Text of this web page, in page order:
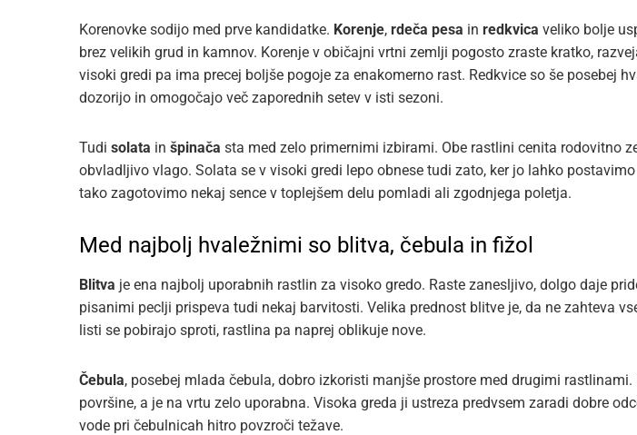
Korenovke sodijo med prve kandidatke. Korenje, rdeča pesa in redkvica veliko bolje
brez velikih grud in kamnov. Korenje v običajni vrtni zemlji pogosto zraste kratko,
visoki gredi pa ima precej boljše pogoje za enakomerno rast. Redkvice so še posebej
dozorijo in omogočajo več zaporednih setev v isti sezoni.
Tudi solata in špinača sta med zelo primernimi izbirami. Obe rastlini cenita rodovitno
obvladljivo vlago. Solata se v visoki gredi lepo obnese tudi zato, ker jo lahko
tako zagotovimo nekaj sence v toplejšem delu pomladi ali zgodnjega poletja.
Med najbolj hvaležnimi so blitva, čebula in fižol
Blitva je ena najbolj uporabnih rastlin za visoko gredo. Raste zanesljivo, dolgo daje
pisanimi peclji prispeva tudi nekaj barvitosti. Velika prednost blitve je, da ne zahteva
listi se pobirajo sproti, rastlina pa naprej oblikuje nove.
Čebula, posebej mlada čebula, dobro izkoristi manjše prostore med drugimi rastlinami.
površine, a je na vrtu zelo uporabna. Visoka greda ji ustreza predvsem zaradi dobre
vode pri čebulnicah hitro povzroči težave.